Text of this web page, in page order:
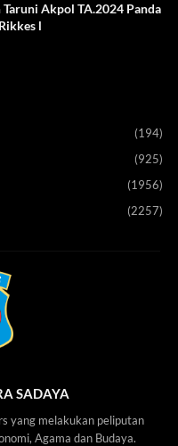
Taruni Akpol TA.2024 Panda
l
(194)
(925)
(1956)
(2257)
SADAYA
yang melakukan peliputan
Agama dan Budaya.